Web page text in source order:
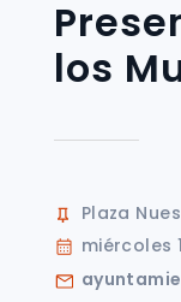
los
Plaza
miércoles